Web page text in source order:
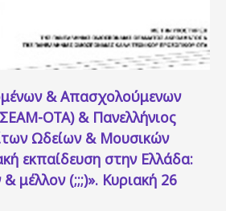
& Απασχολούμενων
ΟΤΑ) & Πανελλήνιος
Ωδείων & Μουσικών
εκπαίδευση στην Ελλάδα:
μέλλον (;;;)». Κυριακή 26